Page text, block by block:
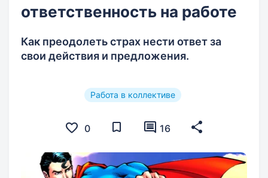
ответственность на работе
Как преодолеть страх нести ответ за
свои действия и предложения.
Работа в коллективе
0 16